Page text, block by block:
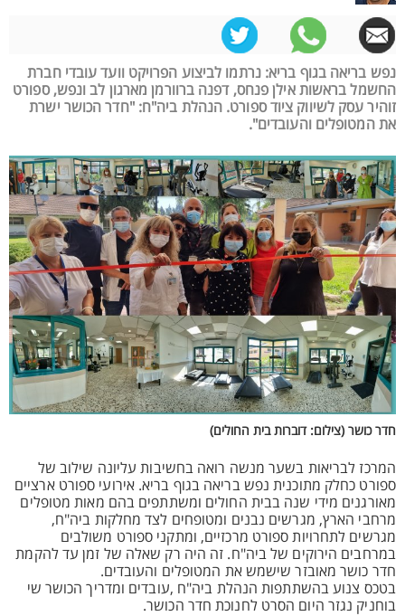
נפש בריאה בגוף בריא: נרתמו לביצוע הפרויקט וועד עובדי חברת
החשמל בראשות אילן פנחס, דפנה ברוורמן מארגון לב ונפש, ספורט
זוהיר עסק לשיווק ציוד ספורט. הנהלת ביה"ח: "חדר הכושר ישרת
את המטופלים והעובדים".
חדר כושר (צילום: דוברות בית החולים)
המרכז לבריאות בשער מנשה רואה בחשיבות עליונה שילוב של
ספורט כחלק מתוכנית נפש בריאה בגוף בריא. אירועי ספורט ארציים
מאורגנים מידי שנה בבית החולים ומשתתפים בהם מאות מטופלים
מרחבי הארץ, מגרשים נבנים ומטופחים לצד מחלקות ביה"ח,
מגרשים לתחרויות ספורט מרכזיים, ומתקני ספורט משולבים
במרחבים הירוקים של ביה"ח. זה היה רק שאלה של זמן עד להקמת
חדר כושר מאובזר שישמש את המטופלים והעובדים.
בטכס צנוע בהשתתפות הנהלת ביה"ח ,עובדים ומדריך הכושר שי
בוחניק נגזר היום הסרט לחנוכת חדר הכושר.